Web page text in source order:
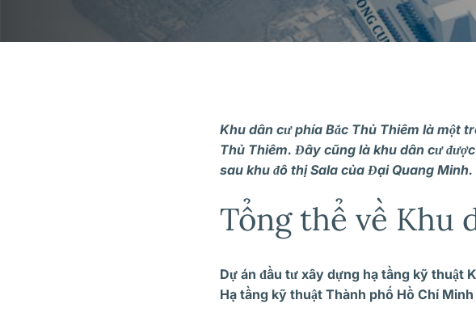
Khu dân cư phía Bắc Thủ Thiêm là một
Thủ Thiêm. Đây cũng là khu dân cư
sau khu đô thị Sala của Đại Quang Minh.
Tổng thể về Khu
Dự án đầu tư xây dựng hạ tầng kỹ thuật
Hạ tầng kỹ thuật Thành phố Hồ Chí